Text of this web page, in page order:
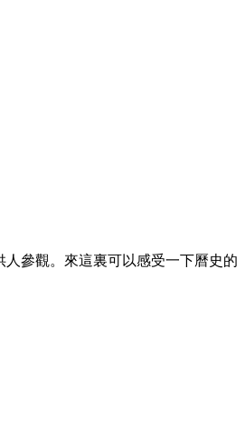
參觀。來這裏可以感受一下曆史的